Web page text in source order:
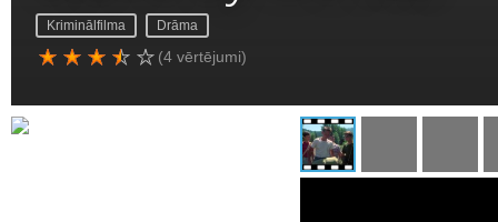
Kriminālfilma Drāma
(4 vērtējumi)